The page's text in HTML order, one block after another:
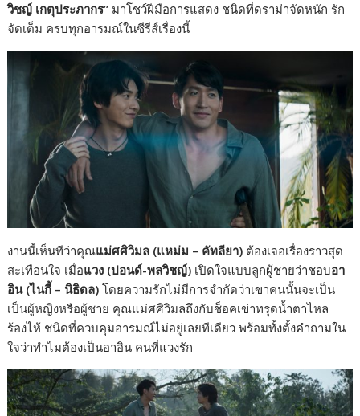
วิชญ์ เกตุประภากร” มาโชว์ฝีมือการแสดง ชนิดที่ดราม่าจัดหนัก รัก
จัดเต็ม ครบทุกอารมณ์ในซีรีส์เรื่องนี้
งานนี้เห็นทีว่าคุณแม่ศศิวิมล (แหม่ม – คัทลียา) ต้องเจอเรื่องราวสุด
สะเทือนใจ เมื่อแวง (ปอนด์-พลวิชญ์) เปิดใจแบบลูกผู้ชายว่าชอบอา
อิน (ไนกี้ – นิธิดล) โดยความรักไม่มีการจำกัดว่าเขาคนนั้นจะเป็น
เป็นผู้หญิงหรือผู้ชาย คุณแม่ศศิวิมลถึงกับช็อคเข่าทรุดน้ำตาไหล
ร้องไห้ ชนิดที่ควบคุมอารมณ์ไม่อยู่เลยทีเดียว พร้อมทั้งตั้งคำถามใน
ใจว่าทำไมต้องเป็นอาอิน คนที่แวงรัก